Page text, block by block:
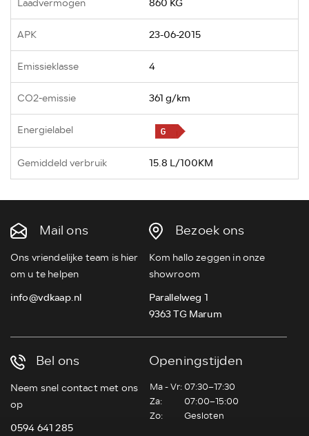
APK 23-06-2015
Emissieklasse 4
CO2-emissie 361 g/km
Energielabel
Gemiddeld verbruik 15.8 L/100KM
Mail ons
Ons vriendelijke team is hier
om u te helpen
info@vdkaap.nl
Bezoek ons
Kom hallo zeggen in onze
showroom
Parallelweg 1
9363 TG Marum
Bel ons
Neem snel contact met ons
op
0594 641 285
Openingstijden
Ma - Vr: 07:30–17:30
Za:
07:00–15:00
Zo:
Gesloten